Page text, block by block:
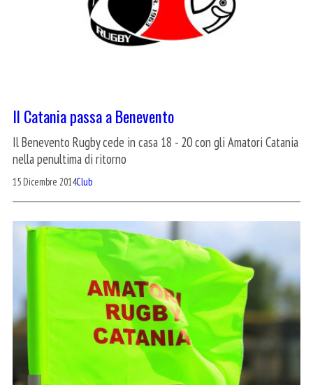
Il Catania passa a Benevento
Il Benevento Rugby cede in casa 18 - 20 con gli Amatori Catania
nella penultima di ritorno
15 Dicembre 2014Club